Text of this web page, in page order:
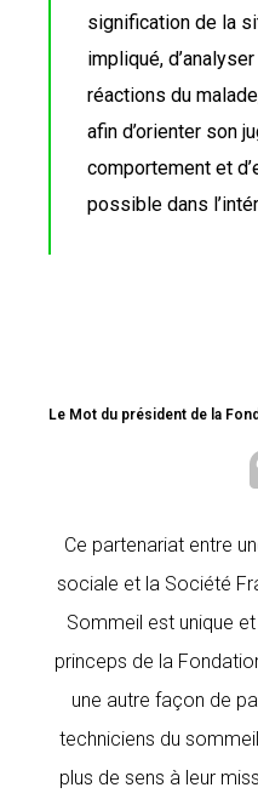
signification de la
impliqué,
réactions du
afin d’orienter son
comportement et
possible dans
Le Mot du président de la
Ce partenariat entre
sociale et la Société
Sommeil est unique
princeps de la
une autre façon de
techniciens du
plus de sens à leur